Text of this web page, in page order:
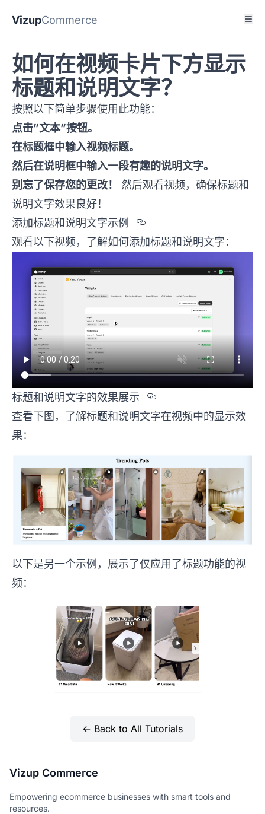
VizupCommerce
如何在视频卡片下方显示
标题和说明文字？
按照以下简单步骤使用此功能：
点击”文本”按钮。
在标题框中输入视频标题。
然后在说明框中输入一段有趣的说明文字。
别忘了保存您的更改！
然后观看视频，确保标题和
说明文字效果良好！
添加标题和说明文字示例
Section titled
观看以下视频，了解如何添加标题和说明文字：
标题和说明文字的效果展示
Section titled
查看下图，了解标题和说明文字在视频中的显示效
果：
以下是另一个示例，展示了仅应用了标题功能的视
频：
← Back to All Tutorials
Vizup Commerce
Empowering ecommerce businesses with smart tools and
resources.